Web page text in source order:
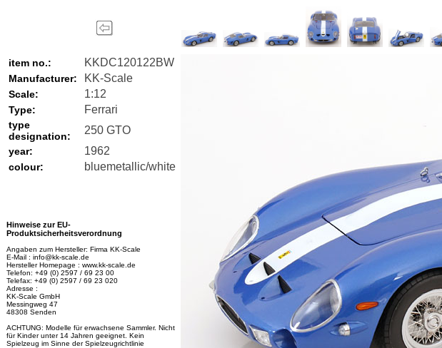
item no.: KKDC120122BW
Manufacturer: KK-Scale
Scale: 1:12
Type: Ferrari
type
designation:
250 GTO
year: 1962
colour: bluemetallic/white
Hinweise zur EU-
Produktsicherheitsverordnung
Angaben zum Hersteller: Firma KK-Scale
E-Mail : info@kk-scale.de
Hersteller Homepage : www.kk-scale.de
Telefon: +49 (0) 2597 / 69 23 00
Telefax: +49 (0) 2597 / 69 23 020
Adresse :
KK-Scale GmbH
Messingweg 47
48308 Senden
ACHTUNG: Modelle für erwachsene Sammler. Nicht
für Kinder unter 14 Jahren geeignet. Kein
Spielzeug im Sinne der Spielzeugrichtlinie